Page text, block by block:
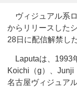
ヴィジュアル系
からリリースした
28日に配信解禁した
Laputaは、1993
Koichi（g）、Junji
名古屋ヴィジュア